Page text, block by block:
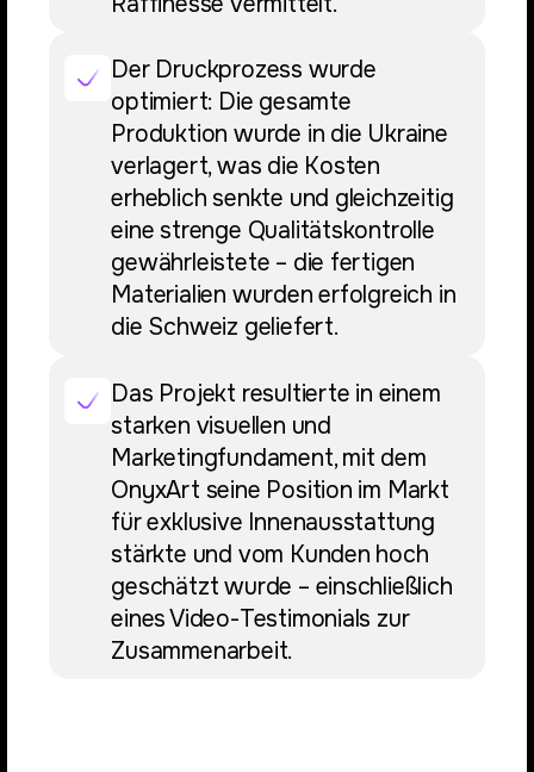
Der Druckprozess wurde
optimiert: Die gesamte
Produktion wurde in die Ukraine
verlagert, was die Kosten
erheblich senkte und gleichzeitig
eine strenge Qualitätskontrolle
gewährleistete – die fertigen
Materialien wurden erfolgreich in
die Schweiz geliefert.
Das Projekt resultierte in einem
starken visuellen und
Marketingfundament, mit dem
OnyxArt seine Position im Markt
für exklusive Innenausstattung
stärkte und vom Kunden hoch
geschätzt wurde – einschließlich
eines Video-Testimonials zur
Zusammenarbeit.